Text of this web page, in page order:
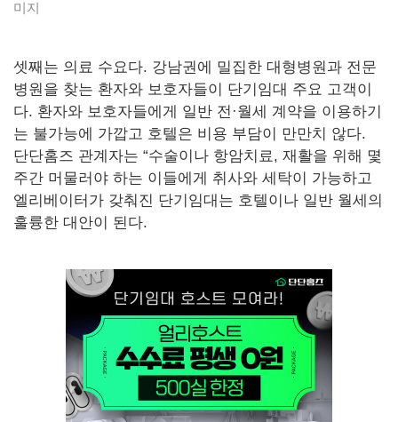
미지
셋째는 의료 수요다. 강남권에 밀집한 대형병원과 전문
병원을 찾는 환자와 보호자들이 단기임대 주요 고객이
다. 환자와 보호자들에게 일반 전·월세 계약을 이용하기
는 불가능에 가깝고 호텔은 비용 부담이 만만치 않다.
단단홈즈 관계자는 “수술이나 항암치료, 재활을 위해 몇
주간 머물러야 하는 이들에게 취사와 세탁이 가능하고
엘리베이터가 갖춰진 단기임대는 호텔이나 일반 월세의
훌륭한 대안이 된다.